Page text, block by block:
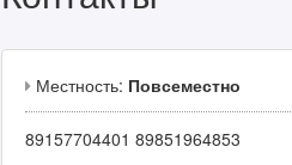
Местность: Повсеместно
89157704401 89851964853